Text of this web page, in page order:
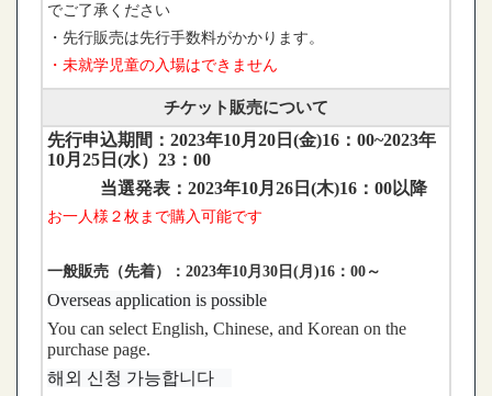
でご了承ください
・先行販売は先行手数料がかかります。
・未就学児童の入場はできません
チケット販売について
先行申込期間：2023年10月20日(金)16：00~2023年
10月25日(水）23：00
当選発表：2023年10月26日(木)16：00以降
お一人様２ 枚 まで購入可能です
一般販売（先着）：2023年10月30日(月)16：00～
Overseas application is possible
You can select English, Chinese, and Korean on the
purchase page.
해외 신청 가능합니다